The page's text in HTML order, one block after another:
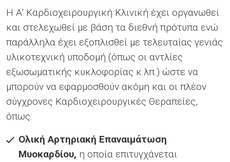
Η A’ Καρδιοχειρουργική Κλινική έχει οργανωθεί
και στελεχωθεί με βάση τα διεθνή πρότυπα ενώ
παράλληλα έχει εξοπλισθεί με τελευταίας γενιάς
υλικοτεχνική υποδομή (όπως οι αντλίες
εξωσωματικής κυκλοφορίας κ.λπ.) ώστε να
μπορούν να εφαρμοσθούν ακόμη και οι πλέον
σύγχρονες Καρδιοχειρουργικές Θεραπείες,
όπως:
Ολική Αρτηριακή Επαναιµάτωση
Μυοκαρδίου, η οποία επιτυγχάνεται